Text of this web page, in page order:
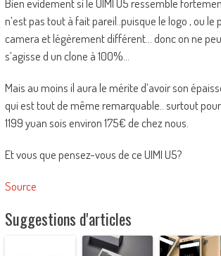
Bien evidement si le UIMI U5 ressemble fortement
n’est pas tout à fait pareil..puisque le logo , ou le
camera et légèrement différent… donc on ne
s’agisse d un clone à 100%…
Mais au moins il aura le mérite d’avoir son
qui est tout de même remarquable.. surtout
1199 yuan sois environ 175€ de chez nous.
Et vous que pensez-vous de ce UIMI U5?
Source
Suggestions d'articles